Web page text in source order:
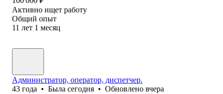
Активно ищет работу
Общий опыт
11 лет 1 месяц
Администратор, оператор, диспетчер.
43 года • Была сегодня • Обновлено вчера